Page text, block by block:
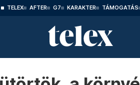
TELEX AFTER G7 KARAKTER TÁMOGATÁS